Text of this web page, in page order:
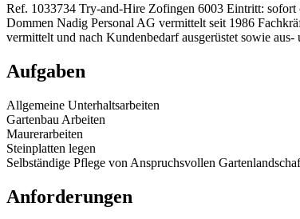
Ref. 1033734 Try-and-Hire Zofingen 6003 Eintritt: sofort
Dommen Nadig Personal AG vermittelt seit 1986
vermittelt und nach Kundenbedarf ausgerüstet sowie aus-
Aufgaben
Allgemeine Unterhaltsarbeiten
Gartenbau Arbeiten
Maurerarbeiten
Steinplatten legen
Selbständige Pflege von Anspruchsvollen
Anforderungen